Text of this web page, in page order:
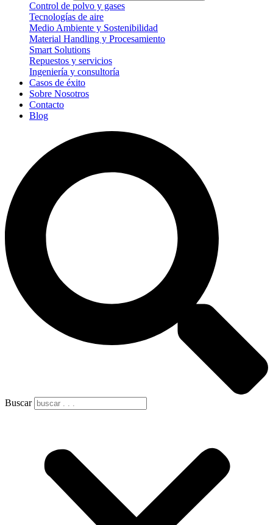
Control de polvo y gases
Tecnologías de aire
Medio Ambiente y Sostenibilidad
Material Handling y Procesamiento
Smart Solutions
Repuestos y servicios
Ingeniería y consultoría
Casos de éxito
Sobre Nosotros
Contacto
Blog
Buscar